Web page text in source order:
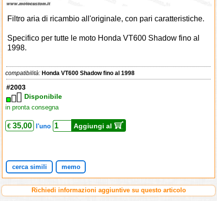
Filtro aria di ricambio all'originale, con pari caratteristiche.
Specifico per tutte le moto Honda VT600 Shadow fino al
1998.
compatibilità: Honda VT600 Shadow fino al 1998
#2003
Disponibile
in pronta consegna
€ 35,00 l'uno Aggiungi al
cerca simili memo
Richiedi informazioni aggiuntive su questo articolo